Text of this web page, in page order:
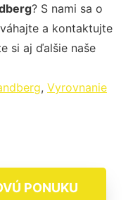
? S nami sa o
a kontaktujte
si aj ďalšie naše
, Vyrovnanie
PONUKU